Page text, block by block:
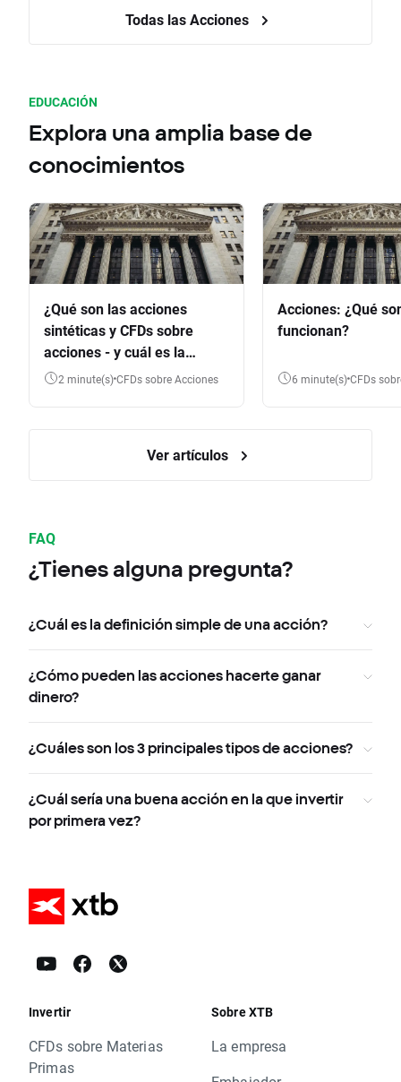
Todas las Acciones
EDUCACIÓN
Explora una amplia base de
conocimientos
¿Qué son las acciones
sintéticas y CFDs sobre
acciones - y cuál es la
diferencia?
2 minute(s) CFDs sobre Acciones
Acciones: ¿Qué
funcionan?
6 minute(s) CFDs
Ver artículos
FAQ
¿Tienes alguna pregunta?
¿Cuál es la definición simple de una acción?
¿Cómo pueden las acciones hacerte ganar
dinero?
¿Cuáles son los 3 principales tipos de acciones?
¿Cuál sería una buena acción en la que invertir
por primera vez?
Invertir
CFDs sobre Materias
Primas
Sobre XTB
La empresa